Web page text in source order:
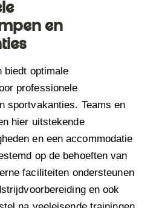
en
biedt optimale
professionele
sportvakanties. Teams en
hier uitstekende
en een accommodatie
op de behoeften van
faciliteiten ondersteunen
en ook